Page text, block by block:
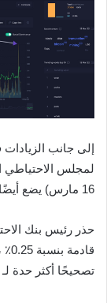
إلى جانب
لمجلس الاحتياطي
16 مارس) يضع أيضًا ضغطًا على الأسعار على العملة المشفرة.
حذر رئيس بنك
تصحيحًا أكثر حدة لـ XRP.